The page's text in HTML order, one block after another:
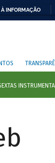
INFORMAÇÃO